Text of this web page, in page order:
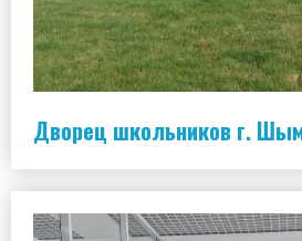
Дворец школьников г.